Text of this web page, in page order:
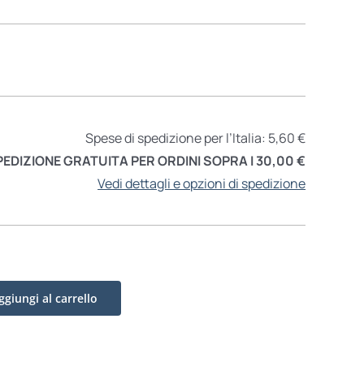
Spese di spedizione per l’Italia: 5,60 €
GRATUITA PER ORDINI SOPRA I 30,00 €
Vedi dettagli e opzioni di spedizione
al carrello